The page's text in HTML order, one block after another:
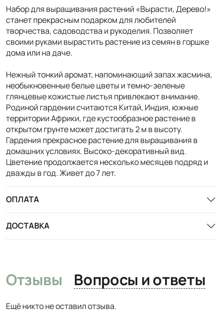
Набор для выращивания растений «Вырасти, Дерево!»
станет прекрасным подарком для любителей
творчества, садоводства и рукоделия. Позволяет
своими руками вырастить растение из семян в горшке
дома или на даче.
Нежный тонкий аромат, напоминающий запах жасмина,
необыкновенные белые цветы и темно-зеленые
глянцевые кожистые листья привлекают внимание.
Родиной гардении считаются Китай, Индия, южные
территории Африки, где кустообразное растение в
открытом грунте может достигать 2 м в высоту.
Гардения прекрасное растение для выращивания в
домашних условиях. Высоко-декоративный вид.
Цветение продолжается несколько месяцев подряд и
дважды в год. Живет до 7 лет.
ОПЛАТА
ДОСТАВКА
Отзывы Вопросы и ответы
Ещё никто не оставил отзыва.